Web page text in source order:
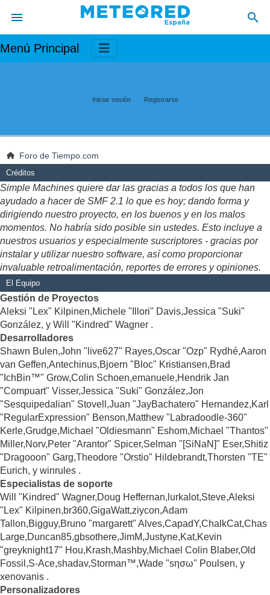
Menú Principal
Iniciar sesión Registrarse
Foro de Tiempo.com
Créditos
Simple Machines quiere dar las gracias a todos los que han
ayudado a hacer de SMF 2.1 lo que es hoy; dando forma y
dirigiendo nuestro proyecto, en los buenos y en los malos
momentos. No habría sido posible sin ustedes. Esto incluye a
nuestros usuarios y especialmente suscriptores - gracias por
instalar y utilizar nuestro software, así como proporcionar
invaluable retroalimentación, reportes de errores y opiniones.
El Equipo
Gestión de Proyectos
Aleksi "Lex" Kilpinen,Michele "Illori" Davis,Jessica "Suki"
González, y Will "Kindred" Wagner .
Desarrolladores
Shawn Bulen,John "live627" Rayes,Oscar "Ozp" Rydhé,Aaron
van Geffen,Antechinus,Bjoern "Bloc" Kristiansen,Brad
"IchBin™" Grow,Colin Schoen,emanuele,Hendrik Jan
"Compuart" Visser,Jessica "Suki" González,Jon
"Sesquipedalian" Stovell,Juan "JayBachatero" Hernandez,Karl
"RegularExpression" Benson,Matthew "Labradoodle-360"
Kerle,Grudge,Michael "Oldiesmann" Eshom,Michael "Thantos"
Miller,Norv,Peter "Arantor" Spicer,Selman "[SiNaN]" Eser,Shitiz
"Dragooon" Garg,Theodore "Orstio" Hildebrandt,Thorsten "TE"
Eurich, y winrules .
Especialistas de soporte
Will "Kindred" Wagner,Doug Heffernan,lurkalot,Steve,Aleksi
"Lex" Kilpinen,br360,GigaWatt,ziycon,Adam
Tallon,Bigguy,Bruno "margarett" Alves,CapadY,ChalkCat,Chas
Large,Duncan85,gbsothere,JimM,Justyne,Kat,Kevin
"greyknight17" Hou,Krash,Mashby,Michael Colin Blaber,Old
Fossil,S-Ace,shadav,Storman™,Wade "sησω" Poulsen, y
xenovanis .
Personalizadores